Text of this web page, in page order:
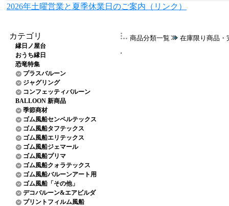
2026年土曜営業と夏季休業日のご案内（リンク）
カテゴリ
縁日ノ屋台
おうち縁日
恐竜特集
プラスバルーン
ジャグリング
コンフェッティバルーン
BALLOON 新商品
季節商材
ゴム風船センペルテックス
ゴム風船タフテックス
ゴム風船エリテックス
ゴム風船ジェマール
ゴム風船プリマ
ゴム風船クォラテックス
ゴム風船バルーンアート用
ゴム風船「その他」
デコバルーン&エアビルダ
プリントフィルム風船
商品分類一覧 在庫限り商品・